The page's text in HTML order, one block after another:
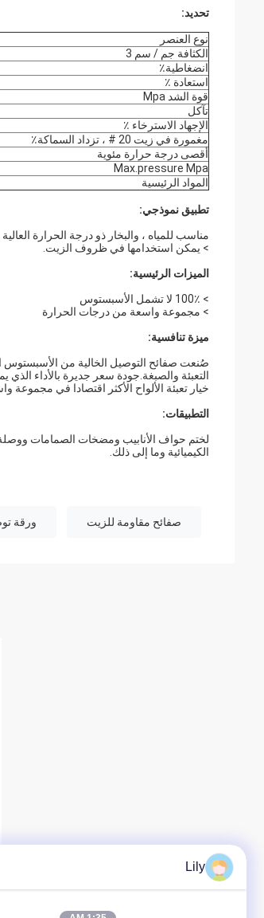
تحديد:
نوع العنصر
الكثافة جم / سم 3
انضغاطية٪
استعادة ٪
قوة الشد Mpa
تآكل
الإجهاد الاسترخاء ٪
مغمورة في زيت 20 # ، تزداد السماكة٪
أقصى درجة حرارة مئوية
Max.pressure Mpa
المواد الرئيسية
تطبيق نموذجي:
مناسب للمياه ، والبخار ذو درجة الحرارة
> يمكن استخدامها في ظروف الزيت.
الميزات الرئيسية:
> 100٪ لا تشمل الأسبستوس
> مجموعة واسعة من درجات الحرارة
ميزة تنافسية:
صُنعت صفائح التوصيل الخالية من الأسبستوس
التعبئة والصبغة.جودة سعر جديرة بالأداء
خيار تعبئة الألواح الأكثر اقتصادا في مجموعة
التطبيقات:
لختم حواف الأنابيب ومضخات الصمامات ووصلة
الكيميائية وما إلى ذلك.
صفائح مقاومة للزيت ورقة
Lily